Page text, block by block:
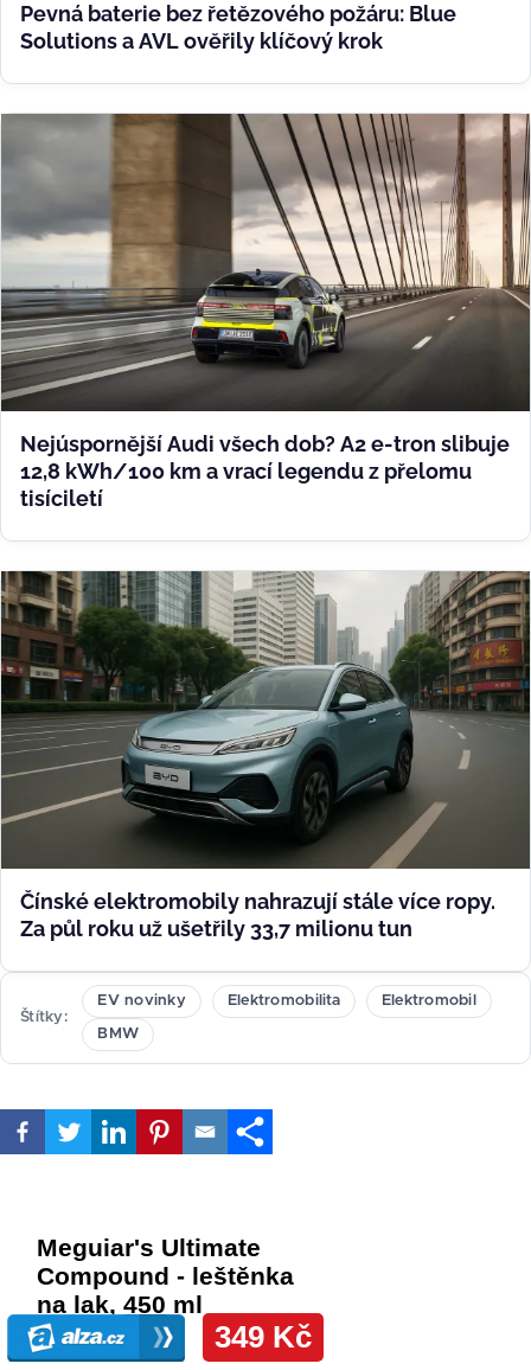
Pevná baterie bez řetězového požáru: Blue
Solutions a AVL ověřily klíčový krok
Nejúspornější Audi všech dob? A2 e-tron slibuje
12,8 kWh/100 km a vrací legendu z přelomu
tisíciletí
Čínské elektromobily nahrazují stále více ropy.
Za půl roku už ušetřily 33,7 milionu tun
Štítky
EV novinky Elektromobilita Elektromobil
BMW